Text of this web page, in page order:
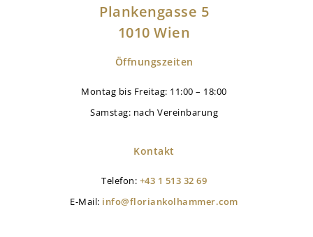
Plankengasse 5
1010 Wien
Öffnungszeiten
Montag bis Freitag: 11:00 – 18:00
Samstag: nach Vereinbarung
Kontakt
Telefon: +43 1 513 32 69
E-Mail: info@floriankolhammer.com